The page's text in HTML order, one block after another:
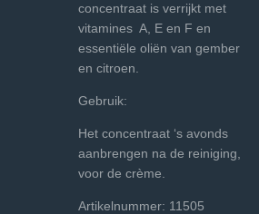
concentraat is verrijkt met
vitamines A, E en F en
essentiële oliën van gember
en citroen.
Gebruik:
Het concentraat ‘s avonds
aanbrengen na de reiniging,
voor de crème.
Artikelnummer: 11505